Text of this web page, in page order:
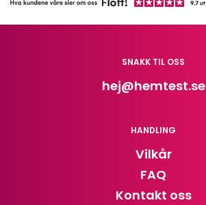
SNAKK TIL OSS
hej@hemtest.se
HANDLING
Vilkår
FAQ
Kontakt oss